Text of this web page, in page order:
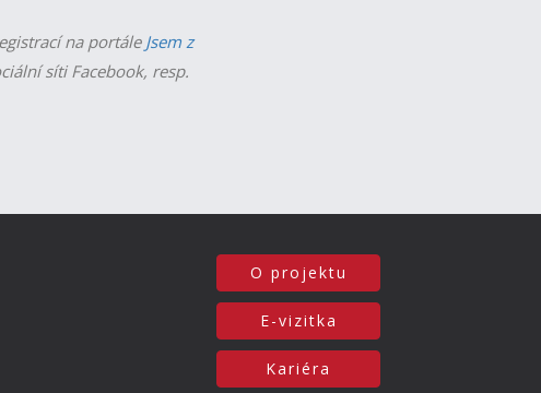
na portále Jsem z
síti Facebook, resp.
O projektu
E-vizitka
Kariéra